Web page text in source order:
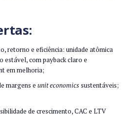
retorno e eficiência: unidade atômica
estável, com payback claro e
em melhoria;
margens e unit economics sustentáveis;
de crescimento, CAC e LTV